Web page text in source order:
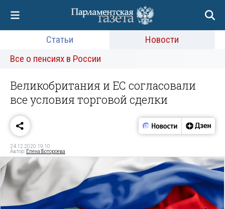
Статьи
Новости
Все о пенсиях в России
Великобритания и ЕС согласовали
все условия торговой сделки
24.12.2020 19:10
Автор: Елена Ботороева